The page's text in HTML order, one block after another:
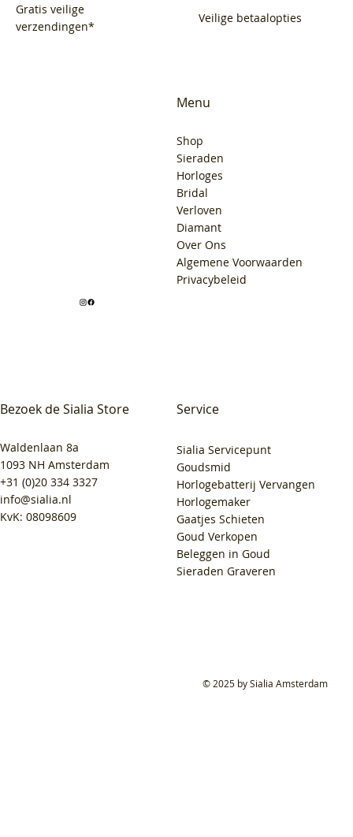
Gratis veilige
verzendingen*
Veilige betaalopties
Bezoek de Sialia Store
Waldenlaan 8a
1093 NH Amsterdam
+31 (0)20 334 3327
info@sialia.nl
KvK: 08098609
Menu
Shop
Sieraden
Horloges
Bridal
Verloven
Diamant
Over Ons
Algemene Voorwaarden
Privacybeleid
Service
Sialia Servicepunt
Goudsmid
Horlogebatterij Vervangen
Horlogemaker
Gaatjes Schieten
Goud Verkopen
Beleggen in Goud
Sieraden Graveren
© 2025 by Sialia Amsterdam